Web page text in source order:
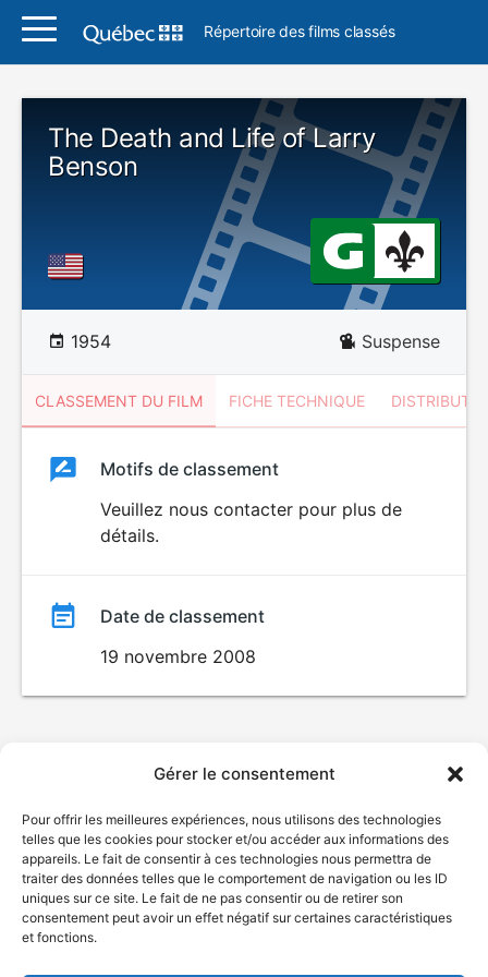
Gérer le consentement
Pour offrir les meilleures expériences, nous utilisons des technologies
telles que les cookies pour stocker et/ou accéder aux informations des
appareils. Le fait de consentir à ces technologies nous permettra de
traiter des données telles que le comportement de navigation ou les ID
uniques sur ce site. Le fait de ne pas consentir ou de retirer son
consentement peut avoir un effet négatif sur certaines caractéristiques
et fonctions.
Répertoire des films classés
The Death and Life of Larry
Benson
1954 Suspense
CLASSEMENT DU FILM FICHE TECHNIQUE
ClassementClassement
Motifs de classement
Veuillez nous contacter pour plus de
détails.
Date de classement
19 novembre 2008